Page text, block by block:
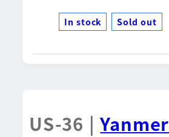
In stock Sold out
US-36 |Yanmer